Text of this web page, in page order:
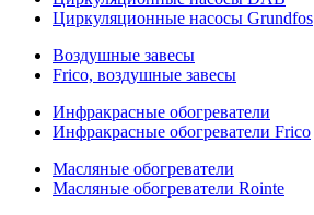
Циркуляционные насосы Grundfos
Воздушные завесы
Frico, воздушные завесы
Инфракрасные обогреватели
Инфракрасные обогреватели Frico
Масляные обогреватели
Масляные обогреватели Rointe